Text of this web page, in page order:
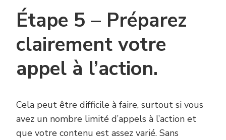
Étape 5 – Préparez
clairement votre
appel à l’action.
Cela peut être difficile à faire, surtout si vous
avez un nombre limité d’appels à l’action et
que votre contenu est assez varié. Sans